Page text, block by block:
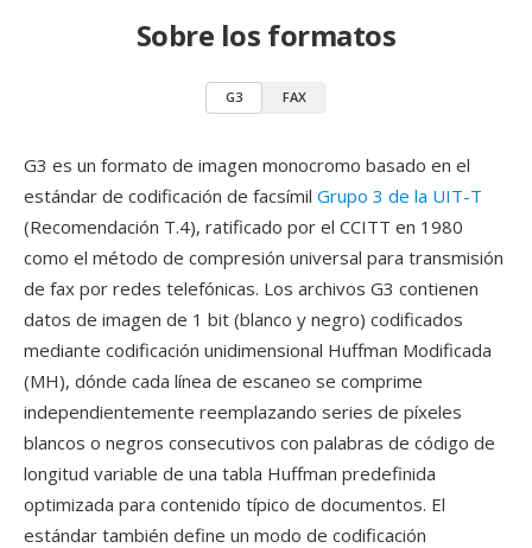
Sobre los formatos
G3 FAX
G3 es un formato de imagen monocromo basado en el
estándar de codificación de facsímil Grupo 3 de la UIT-T
(Recomendación T.4), ratificado por el CCITT en 1980
como el método de compresión universal para transmisión
de fax por redes telefónicas. Los archivos G3 contienen
datos de imagen de 1 bit (blanco y negro) codificados
mediante codificación unidimensional Huffman Modificada
(MH), dónde cada línea de escaneo se comprime
independientemente reemplazando series de píxeles
blancos o negros consecutivos con palabras de código de
longitud variable de una tabla Huffman predefinida
optimizada para contenido típico de documentos. El
estándar también define un modo de codificación